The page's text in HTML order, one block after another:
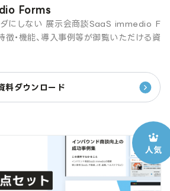
Forms
ダにしない 展示会商談SaaS immedio F
徴・機能、導入事例等が御覧いただける資
料ダウンロード